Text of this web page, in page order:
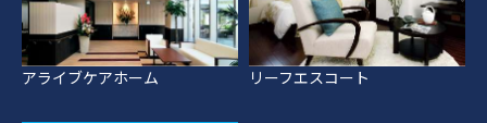
アライブケアホーム リーフエスコート